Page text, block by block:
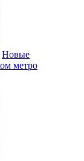
Новые
метро